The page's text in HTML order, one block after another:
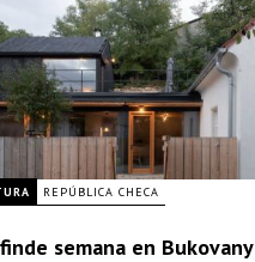
REPÚBLICA CHECA
semana en Bukovany